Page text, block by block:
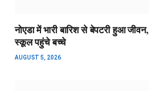
नोएडा में भारी बारिश से बेपटरी हुआ
स्कूल पहुंचे बच्चे
AUGUST 5, 2026